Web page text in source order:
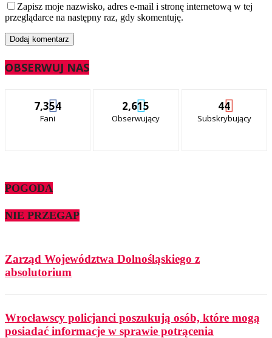
Zapisz moje nazwisko, adres e-mail i stronę internetową w tej
przeglądarce na następny raz, gdy skomentuję.
OBSERWUJ NAS
7,354
Fani
2,615
Obserwujący
44
Subskrybujący
POGODA
NIE PRZEGAP
Zarząd Województwa Dolnośląskiego z
absolutorium
Wrocławscy policjanci poszukują osób, które mogą
posiadać informacje w sprawie potrącenia